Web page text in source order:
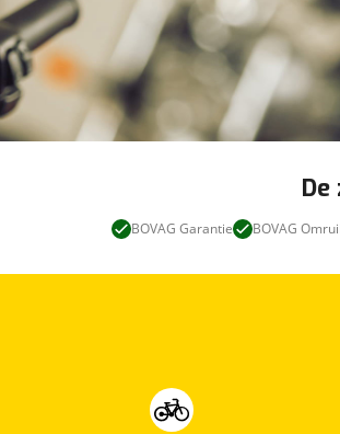
De
BOVAG Garantie BOVAG